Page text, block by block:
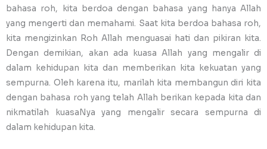
bahasa roh, kita berdoa dengan bahasa yang hanya Allah
yang mengerti dan memahami. Saat kita berdoa bahasa roh,
kita mengizinkan Roh Allah menguasai hati dan pikiran kita.
Dengan demikian, akan ada kuasa Allah yang mengalir di
dalam kehidupan kita dan memberikan kita kekuatan yang
sempurna. Oleh karena itu, marilah kita membangun diri kita
dengan bahasa roh yang telah Allah berikan kepada kita dan
nikmatilah kuasaNya yang mengalir secara sempurna di
dalam kehidupan kita.